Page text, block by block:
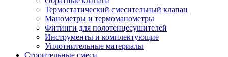
Термостатический смесительный клапан
Манометры и термоманометры
Фитинги для полотенцесушителей
Инструменты и комплектующие
Уплотнительные материалы
Строительные смеси